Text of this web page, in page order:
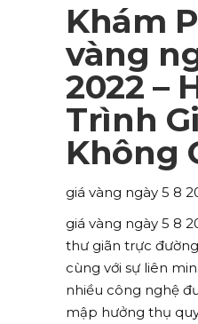
Khám
vàng
2022 –
Trình
Không
giá vàng ngày 5 8
giá vàng ngày 5 8
thư giãn trực
cùng với sự liên
nhiều công nghệ
mập hưởng thụ